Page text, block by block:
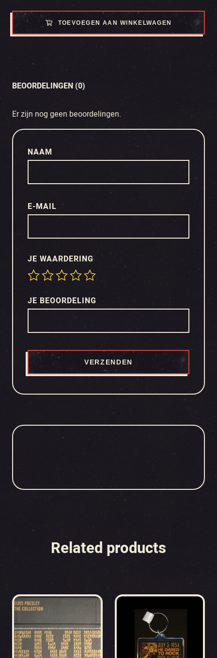
TOEVOEGEN AAN WINKELWAGEN
BEOORDELINGEN (0)
Er zijn nog geen beoordelingen.
JE WAARDERING
JE BEOORDELING
NAAM
E-MAIL
Related products